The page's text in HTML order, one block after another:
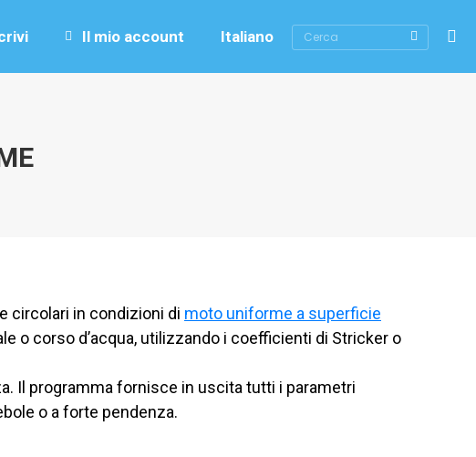
Il mio account Italiano Cerca
circolari in condizioni di moto uniforme a superficie
o corso d’acqua, utilizzando i coefficienti di Stricker o
Il programma fornisce in uscita tutti i parametri
o a forte pendenza.